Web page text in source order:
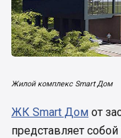
Жилой комплекс Smart Дом
ЖК Smart Дом от
представляет